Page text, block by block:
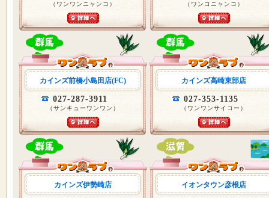
（ワンワンニャンコ） （ワンコニャンコ）
カインズ前橋小島田店(FC)
027-287-3911
（サンキューワンワン）
カインズ高崎東部店
027-353-1135
（ワンワンサイコー）
カインズ伊勢崎店 イオンタウン彦根店